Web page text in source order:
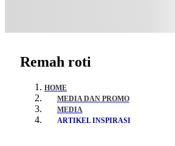
Remah roti
HOME
MEDIA DAN PROMO
MEDIA
ARTIKEL INSPIRASI